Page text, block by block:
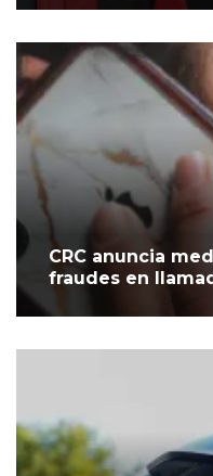
CRC anuncia
fraudes en